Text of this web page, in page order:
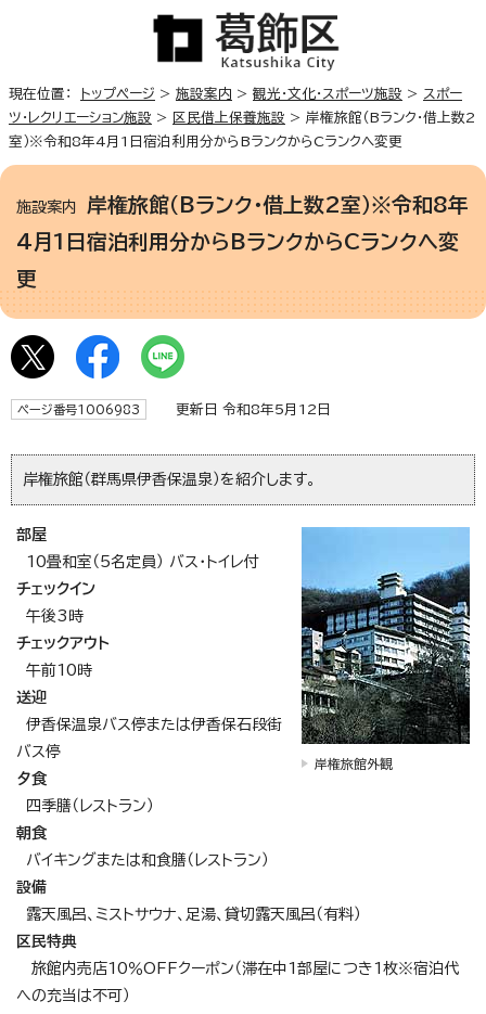
現在位置： トップページ > 施設案内 > 観光・文化・スポーツ施設 > スポー
ツ・レクリエーション施設 > 区民借上保養施設 > 岸権旅館（Bランク・借上数2
室）※令和8年4月1日宿泊利用分からBランクからCランクへ変更
施設案内 岸権旅館（Bランク・借上数2室）※令和8年
4月1日宿泊利用分からBランクからCランクへ変
更
ページ番号1006983 更新日 令和8年5月12日
岸権旅館（群馬県伊香保温泉）を紹介します。
岸権旅館外観
部屋
10畳和室（5名定員） バス・トイレ付
チェックイン
午後3時
チェックアウト
午前10時
送迎
伊香保温泉バス停または伊香保石段街
バス停
夕食
四季膳（レストラン）
朝食
バイキングまたは和食膳（レストラン）
設備
露天風呂、ミストサウナ、足湯、貸切露天風呂（有料）
区民特典
旅館内売店10％OFFクーポン（滞在中1部屋につき1枚※宿泊代
への充当は不可）